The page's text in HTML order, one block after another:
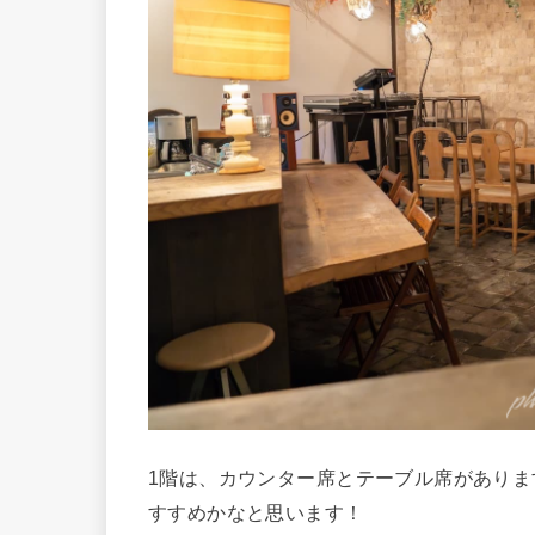
1階は、カウンター席とテーブル席があり
すすめかなと思います！